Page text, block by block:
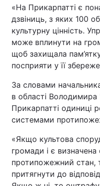
«На Прикарпатті є
дзвіниць, з яких 100
культурну цінність.
може вплинути на
щоб захищала
посприяти у її
За словами
в області Володимира
Прикарпатті одиниці
системами
«Якщо культова
громади і є визначена
протипожежний
притягнути до